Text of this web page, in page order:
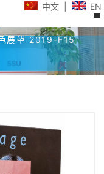
中文| EN
展望 2019-F15